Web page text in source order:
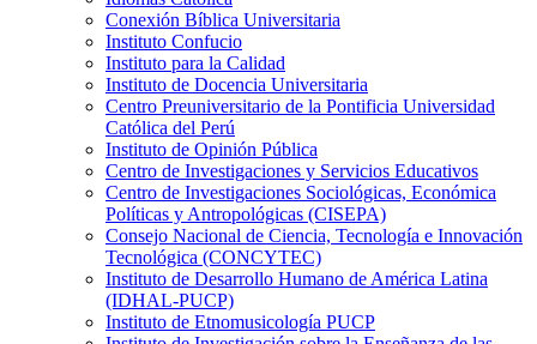
Conexión Bíblica Universitaria
Instituto Confucio
Instituto para la Calidad
Instituto de Docencia Universitaria
Centro Preuniversitario de la Pontificia Universidad
Católica del Perú
Instituto de Opinión Pública
Centro de Investigaciones y Servicios Educativos
Centro de Investigaciones Sociológicas, Económica
Políticas y Antropológicas (CISEPA)
Consejo Nacional de Ciencia, Tecnología e Innovación
Tecnológica (CONCYTEC)
Instituto de Desarrollo Humano de América Latina
(IDHAL-PUCP)
Instituto de Etnomusicología PUCP